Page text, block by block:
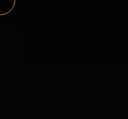
Panneau de gestion des cookies